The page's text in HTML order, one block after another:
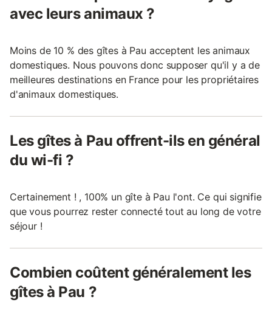
avec leurs animaux ?
Moins de 10 % des gîtes à Pau acceptent les animaux
domestiques. Nous pouvons donc supposer qu'il y a de
meilleures destinations en France pour les propriétaires
d'animaux domestiques.
Les gîtes à Pau offrent-ils en général
du wi-fi ?
Certainement ! , 100% un gîte à Pau l'ont. Ce qui signifie
que vous pourrez rester connecté tout au long de votre
séjour !
Combien coûtent généralement les
gîtes à Pau ?